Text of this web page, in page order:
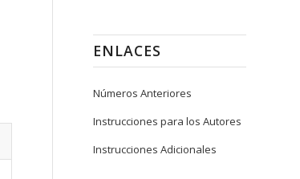
ENLACES
Números Anteriores
Instrucciones para los Autores
Instrucciones Adicionales